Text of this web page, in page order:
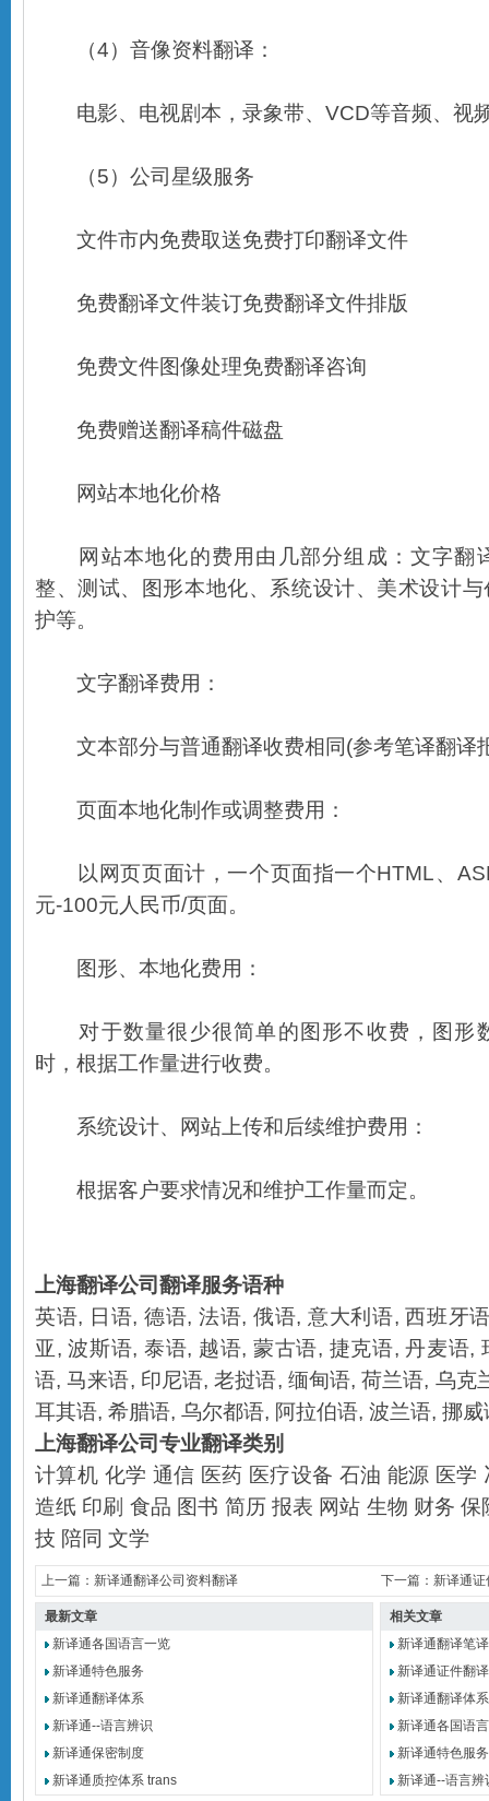
（4）音像资料翻译：
电影、电视剧本，录象带、VCD等音频、视
（5）公司星级服务
文件市内免费取送免费打印翻译文件
免费翻译文件装订免费翻译文件排版
免费文件图像处理免费翻译咨询
免费赠送翻译稿件磁盘
网站本地化价格
网站本地化的费用由几部分组成：文字翻
整、测试、图形本地化、系统设计、美术设计
护等。
文字翻译费用：
文本部分与普通翻译收费相同(参考笔译翻译
页面本地化制作或调整费用：
以网页页面计，一个页面指一个HTML、
元-100元人民币/页面。
图形、本地化费用：
对于数量很少很简单的图形不收费，图形
时，根据工作量进行收费。
系统设计、网站上传和后续维护费用：
根据客户要求情况和维护工作量而定。
上海翻译公司翻译服务语种
英语, 日语, 德语, 法语, 俄语, 意大利语,西班牙
亚,波斯语, 泰语, 越语, 蒙古语, 捷克语,丹麦语,
语,马来语, 印尼语,老挝语, 缅甸语,荷兰语, 乌克
耳其语, 希腊语, 乌尔都语, 阿拉伯语, 波兰语, 挪威
上海翻译公司专业翻译类别
计算机 化学 通信 医药 医疗设备 石油 能源 医学
造纸 印刷 食品 图书 简历 报表 网站 生物 财务 保
技 陪同 文学
上一篇： 新译通翻译公司资料翻译 下一篇： 新译通
最新文章
新译通各国语言一览
新译通特色服务
新译通翻译体系
新译通--语言辨识
新译通保密制度
新译通质控体系 trans
相关文章
新译通翻译笔
新译通证件翻
新译通翻译体系
新译通各国语
新译通特色服务
新译通--语言辨